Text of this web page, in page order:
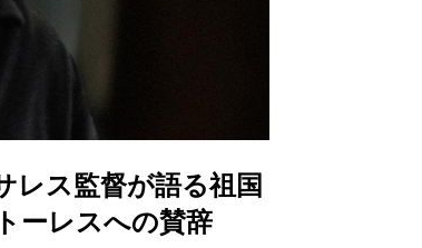
レス監督が語る祖国
ーレスへの賛辞